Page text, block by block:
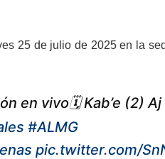
25 de julio de 2025 en la
en vivo🗓️ Kab’e (2)
#ALMG
pic.twitter.com/